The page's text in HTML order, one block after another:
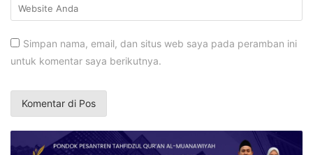
Simpan nama, email, dan situs web saya pada peramban ini
untuk komentar saya berikutnya.